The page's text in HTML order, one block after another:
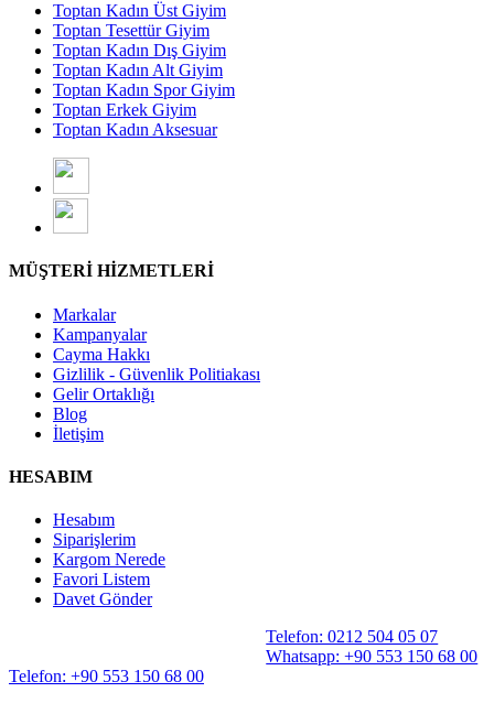
Toptan Kadın Üst Giyim
Toptan Tesettür Giyim
Toptan Kadın Dış Giyim
Toptan Kadın Alt Giyim
Toptan Kadın Spor Giyim
Toptan Erkek Giyim
Toptan Kadın Aksesuar
MÜŞTERİ HİZMETLERİ
Markalar
Kampanyalar
Cayma Hakkı
Gizlilik - Güvenlik Politiakası
Gelir Ortaklığı
Blog
İletişim
HESABIM
Hesabım
Siparişlerim
Kargom Nerede
Favori Listem
Davet Gönder
Telefon: 0212 504 05 07
Whatsapp: +90 553 150 68 00
Telefon: +90 553 150 68 00